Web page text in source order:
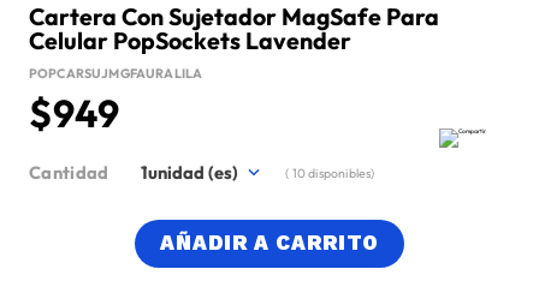
Cartera Con Sujetador MagSafe Para
Celular PopSockets Lavender
POPCARSUJMGFAURALILA
$949
Cantidad 1 ( 10disponibles)
AÑADIR A CARRITO